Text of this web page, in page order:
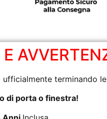
terminando
di porta o finestra!